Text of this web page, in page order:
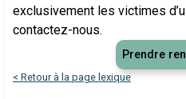
exclusivement les victimes
contactez-nous.
Prendre
< Retour à la page lexique